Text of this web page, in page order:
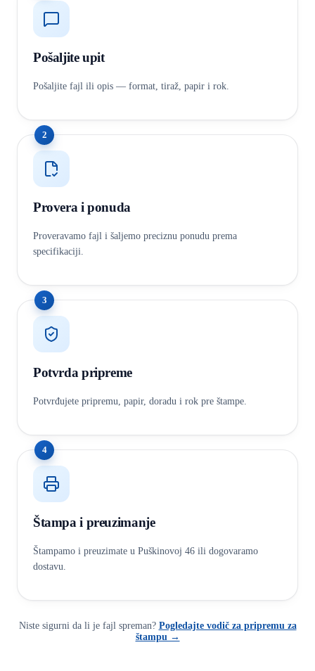
Pošaljite upit
Pošaljite fajl ili opis — format, tiraž, papir i rok.
2
Provera i ponuda
Proveravamo fajl i šaljemo preciznu ponudu prema
specifikaciji.
3
Potvrda pripreme
Potvrđujete pripremu, papir, doradu i rok pre štampe.
4
Štampa i preuzimanje
Štampamo i preuzimate u Puškinovoj 46 ili dogovaramo
dostavu.
Niste sigurni da li je fajl spreman? Pogledajte vodič za pripremu za
štampu →